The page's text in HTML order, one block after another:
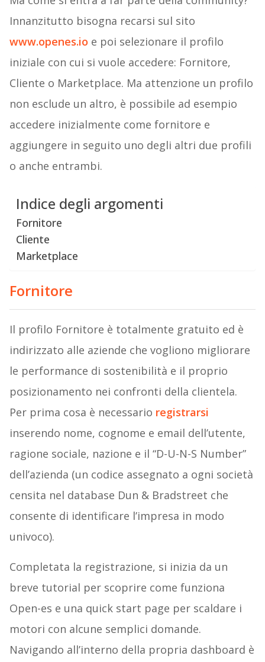
Innanzitutto bisogna recarsi sul sito
www.openes.io e poi selezionare il profilo
iniziale con cui si vuole accedere: Fornitore,
Cliente o Marketplace. Ma attenzione un profilo
non esclude un altro, è possibile ad esempio
accedere inizialmente come fornitore e
aggiungere in seguito uno degli altri due profili
o anche entrambi.
Indice degli argomenti
Fornitore
Cliente
Marketplace
Fornitore
Il profilo Fornitore è totalmente gratuito ed è
indirizzato alle aziende che vogliono migliorare
le performance di sostenibilità e il proprio
posizionamento nei confronti della clientela.
Per prima cosa è necessario registrarsi
inserendo nome, cognome e email dell’utente,
ragione sociale, nazione e il “D-U-N-S Number”
dell’azienda (un codice assegnato a ogni società
censita nel database Dun & Bradstreet che
consente di identificare l’impresa in modo
univoco).
Completata la registrazione, si inizia da un
breve tutorial per scoprire come funziona
Open-es e una quick start page per scaldare i
motori con alcune semplici domande.
Navigando all’interno della propria dashboard è